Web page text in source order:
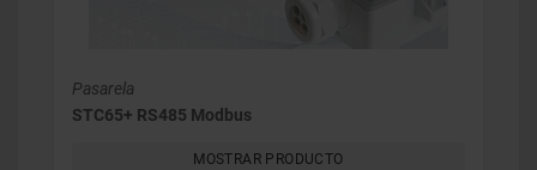
Pasarela
STC65+ RS485 Modbus
MOSTRAR PRODUCTO